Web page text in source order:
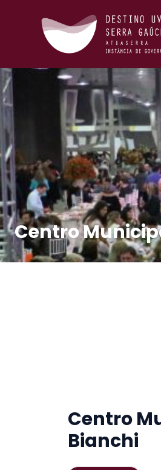
Centro
Centro
Bianchi